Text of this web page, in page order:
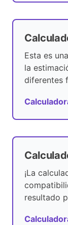
Esta es
la
diferentes
¡La
resultado